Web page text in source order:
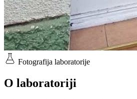
Fotografija laboratorije
O laboratoriji